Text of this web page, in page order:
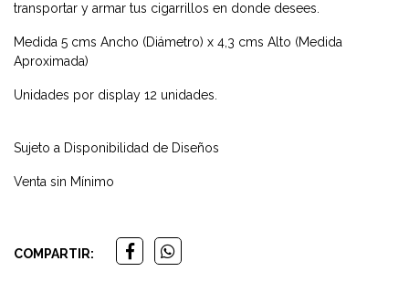
transportar y armar tus cigarrillos en donde desees.
Medida 5 cms Ancho (Diámetro) x 4,3 cms Alto (Medida
Aproximada)
Unidades por display 12 unidades.
Sujeto a Disponibilidad de Diseños
Venta sin Mínimo
COMPARTIR: